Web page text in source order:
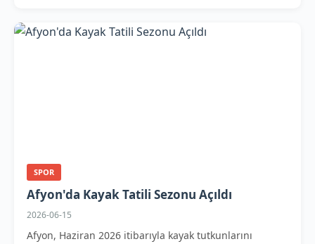
SPOR
Afyon'da Kayak Tatili Sezonu Açıldı
2026-06-15
Afyon, Haziran 2026 itibarıyla kayak tutkunlarını